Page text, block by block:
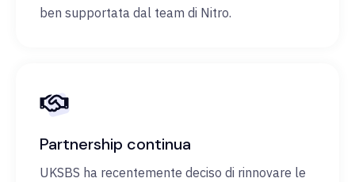
ben supportata dal team di Nitro.
Partnership continua
UKSBS ha recentemente deciso di rinnovare le